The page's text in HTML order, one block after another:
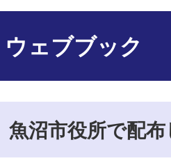
ウェブブック
魚沼市役所で配